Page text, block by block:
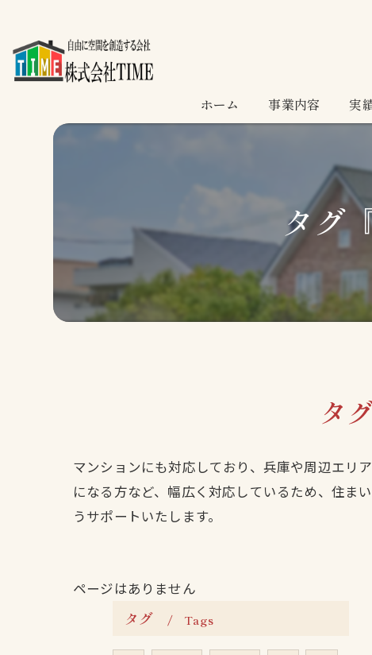
ホーム 事業内容 実
タグ
タ
マンションにも対応しており、兵庫や周辺エリ
になる方など、幅広く対応しているため、住ま
うサポートいたします。
ページはありません
タグ Tags